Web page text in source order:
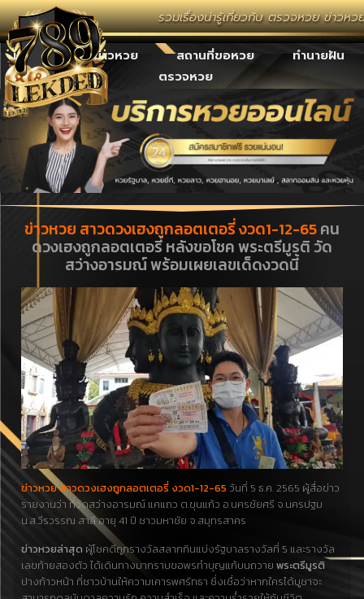
รวมเรื่องน่ารู้เกี่ยวกับ ตรวจหวย ข่าวหวย
เลขเด็ด ข่าวหวย สถานที่ขอหวย
ทำนายฝัน
ตรวจหวย
ข่าวหวย สาวดวงเฮงถูกลอตเตอรี่ งวด1-12-65คน
ดวงเฮงถูกลอตเตอรี่ หลังขอโชค พระตรีมูรติ วัด
สว่างอารมณ์ พร้อมเผยเลขเด็ดงวดนี้
ข่าวหวย สาวดวงเฮงถูกลอตเตอรี่ งวด1-12-65 วันที่ 5 ธ.ค. 2565 ผู้สื่อข่าว
รายงานว่า ที่วัดสว่างอารมณ์ แคแถว ต.ขุนแก้ว อ.นครชัยศรี จ.นครปฐม
น.ส.วีรวรรณ สาลี อายุ 41 ปี ชาวมหาชัย จ.สมุทรสาคร
ข่าวหวยล่าสุด ผู้โชคดีถูกรางวัลสลากกินแบ่งรัฐบาลรางวัลที่ 5 และรางวัล
เลขท้ายสองตัว ได้เดินทางมากราบขอพรทำบุญแก้บนถวาย พระตรีมูรติ
ปางก้าวหน้า ที่ชาวบ้านให้ความเคารพศรัทธา ซึ่งเชื่อว่าหากใครได้บูชาจะ